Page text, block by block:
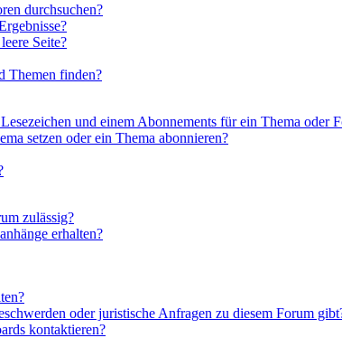
durchsuchen?
Seite?
Themen finden?
und einem Abonnements für ein Thema oder
setzen oder ein Thema abonnieren?
zulässig?
erhalten?
oder juristische Anfragen zu diesem Forum
kontaktieren?